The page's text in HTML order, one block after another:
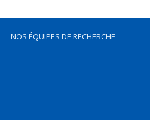
NOS ÉQUIPES DE RECHERCHE